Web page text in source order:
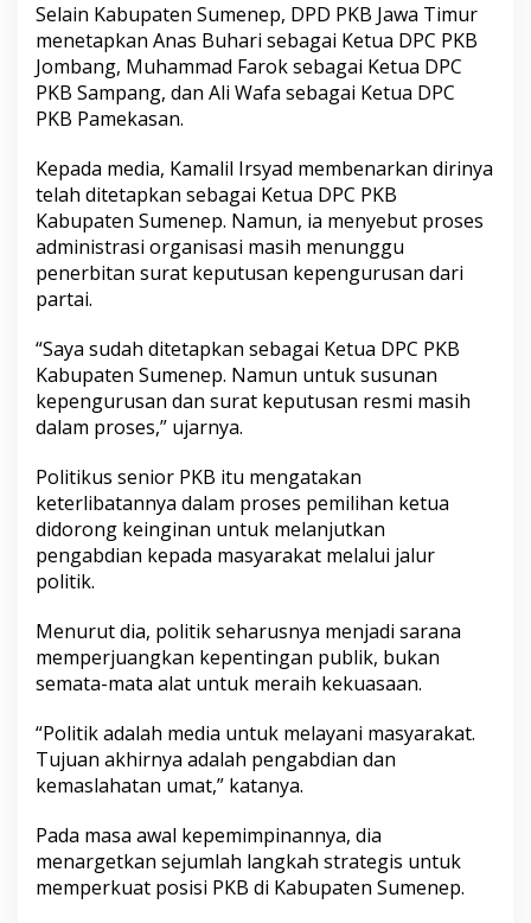
a
n
g
D
i
s
a
p
k
a
n
Selain Kabupaten Sumenep, DPD PKB Jawa Timur
menetapkan Anas Buhari sebagai Ketua DPC PKB
Jombang, Muhammad Farok sebagai Ketua DPC
PKB Sampang, dan Ali Wafa sebagai Ketua DPC
PKB Pamekasan.
Kepada media, Kamalil Irsyad membenarkan dirinya
telah ditetapkan sebagai Ketua DPC PKB
Kabupaten Sumenep. Namun, ia menyebut proses
administrasi organisasi masih menunggu
penerbitan surat keputusan kepengurusan dari
partai.
“Saya sudah ditetapkan sebagai Ketua DPC PKB
Kabupaten Sumenep. Namun untuk susunan
kepengurusan dan surat keputusan resmi masih
dalam proses,” ujarnya.
Politikus senior PKB itu mengatakan
keterlibatannya dalam proses pemilihan ketua
didorong keinginan untuk melanjutkan
pengabdian kepada masyarakat melalui jalur
politik.
Menurut dia, politik seharusnya menjadi sarana
memperjuangkan kepentingan publik, bukan
semata-mata alat untuk meraih kekuasaan.
“Politik adalah media untuk melayani masyarakat.
Tujuan akhirnya adalah pengabdian dan
kemaslahatan umat,” katanya.
Pada masa awal kepemimpinannya, dia
menargetkan sejumlah langkah strategis untuk
memperkuat posisi PKB di Kabupaten Sumenep.